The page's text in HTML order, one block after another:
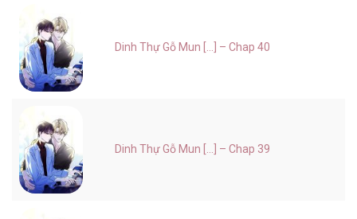
Dinh Thự Gỗ Mun [...] – Chap 40
Dinh Thự Gỗ Mun [...] – Chap 39